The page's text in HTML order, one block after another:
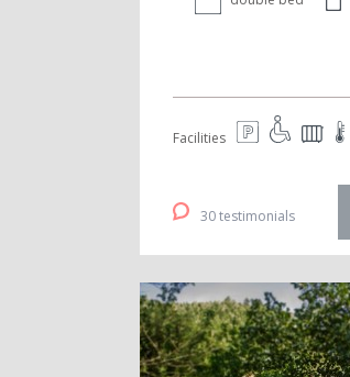
Facilities
30 testimonials